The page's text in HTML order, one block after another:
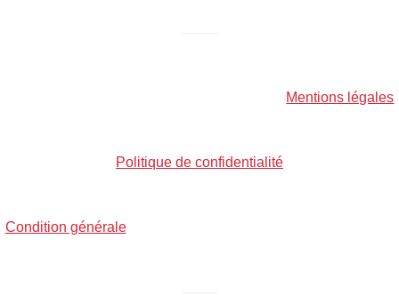
Mentions légales
Politique de confidentialité
Condition générale